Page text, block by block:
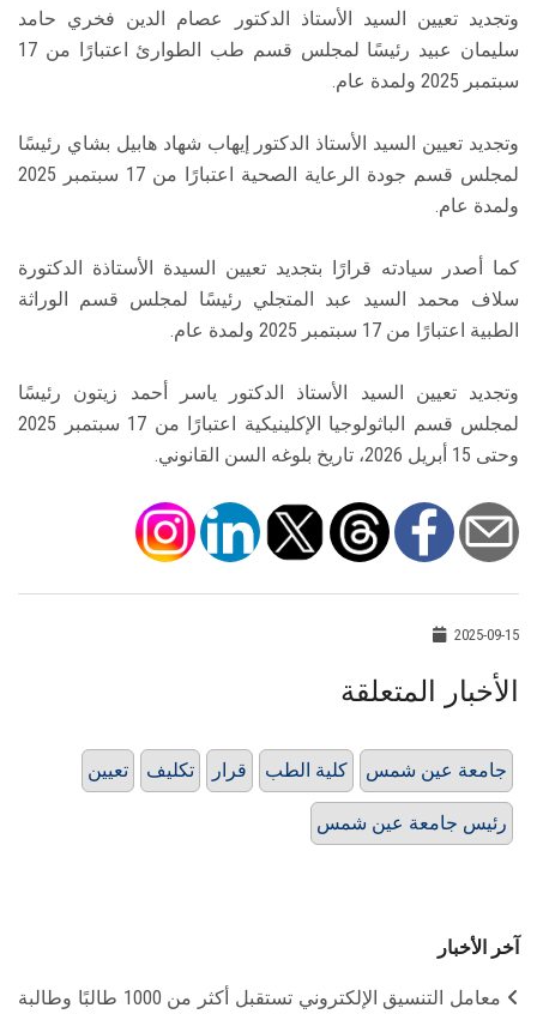
وتجديد تعيين السيد الأستاذ الدكتور عصام الدين فخري حامد
سليمان عبيد رئيسًا لمجلس قسم طب الطوارئ اعتبارًا من 17
سبتمبر 2025 ولمدة عام.
وتجديد تعيين السيد الأستاذ الدكتور إيهاب شهاد هابيل بشاي رئيسًا
لمجلس قسم جودة الرعاية الصحية اعتبارًا من 17 سبتمبر 2025
ولمدة عام.
كما أصدر سيادته قرارًا بتجديد تعيين السيدة الأستاذة الدكتورة
سلاف محمد السيد عبد المتجلي رئيسًا لمجلس قسم الوراثة
الطبية اعتبارًا من 17 سبتمبر 2025 ولمدة عام.
وتجديد تعيين السيد الأستاذ الدكتور ياسر أحمد زيتون رئيسًا
لمجلس قسم الباثولوجيا الإكلينيكية اعتبارًا من 17 سبتمبر 2025
وحتى 15 أبريل 2026، تاريخ بلوغه السن القانوني.
2025-09-15
الأخبار المتعلقة
تعيين تكليف قرار كلية الطب جامعة عين شمس
رئيس جامعة عين شمس
آخر الأخبار
معامل التنسيق الإلكتروني تستقبل أكثر من 1000 طالبًا وطالبة